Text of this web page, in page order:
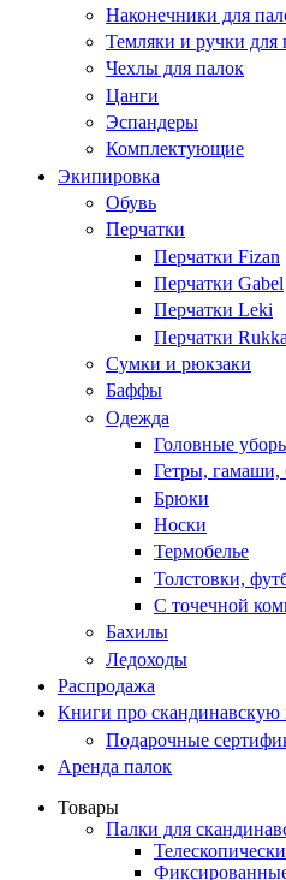
Наконечники для
Темляки и ручки для
Чехлы для палок
Цанги
Эспандеры
Комплектующие
Экипировка
Обувь
Перчатки
Перчатки Fizan
Перчатки Gabel
Перчатки Leki
Перчатки Rukka
Сумки и рюкзаки
Баффы
Одежда
Головные
Гетры, гамаши,
Брюки
Носки
Термобелье
Толстовки,
С точечной
Бахилы
Ледоходы
Распродажа
Книги про скандинавскую
Подарочные
Аренда палок
Товары
Палки для